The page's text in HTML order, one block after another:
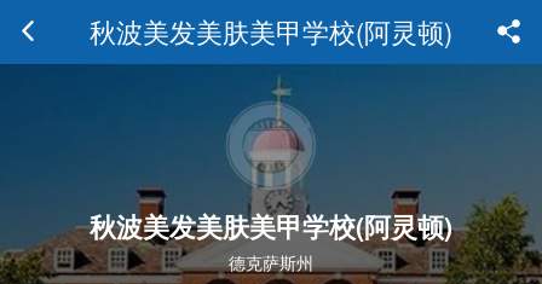
秋波美发美肤美甲学校(阿灵顿)
秋波美发美肤美甲学校(阿灵顿)
德克萨斯州